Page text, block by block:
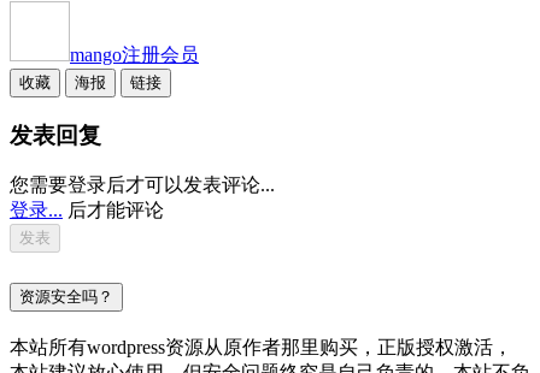
mango注册会员
收藏 海报 链接
发表回复
您需要登录后才可以发表评论...
登录... 后才能评论
资源安全吗？
本站所有wordpress资源从原作者那里购买，正版授权激活，